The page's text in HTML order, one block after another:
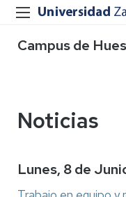
Campus de
Noticias
Lunes, 8 de